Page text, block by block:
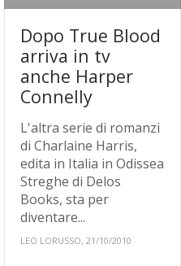
Dopo True Blood
arriva in tv
anche Harper
Connelly
L'altra serie di romanzi
di Charlaine Harris,
edita in Italia in Odissea
Streghe di Delos
Books, sta per
diventare...
LEO LORUSSO, 21/10/2010